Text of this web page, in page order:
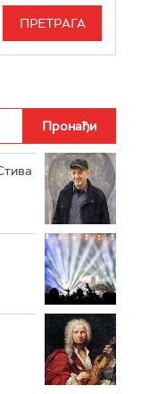
БЕОГРАД 3
РОКЕНРОЛЕР
ЏУБОКС
ВРТЕШКА
ЏЕЗЕР